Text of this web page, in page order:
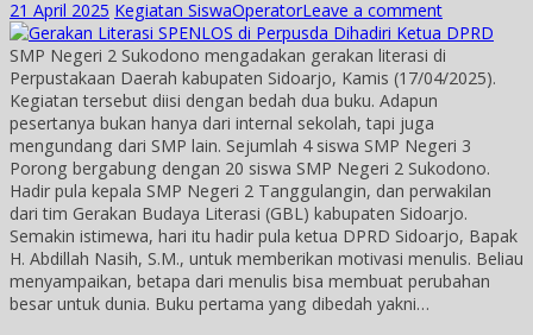
21 April 2025 Kegiatan SiswaOperatorLeave a comment
SMP Negeri 2 Sukodono mengadakan gerakan literasi di
Perpustakaan Daerah kabupaten Sidoarjo, Kamis (17/04/2025).
Kegiatan tersebut diisi dengan bedah dua buku. Adapun
pesertanya bukan hanya dari internal sekolah, tapi juga
mengundang dari SMP lain. Sejumlah 4 siswa SMP Negeri 3
Porong bergabung dengan 20 siswa SMP Negeri 2 Sukodono.
Hadir pula kepala SMP Negeri 2 Tanggulangin, dan perwakilan
dari tim Gerakan Budaya Literasi (GBL) kabupaten Sidoarjo.
Semakin istimewa, hari itu hadir pula ketua DPRD Sidoarjo, Bapak
H. Abdillah Nasih, S.M., untuk memberikan motivasi menulis. Beliau
menyampaikan, betapa dari menulis bisa membuat perubahan
besar untuk dunia. Buku pertama yang dibedah yakni…